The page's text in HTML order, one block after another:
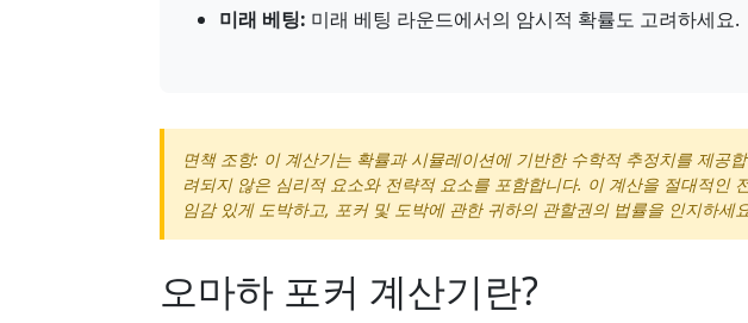
미래 베팅: 미래 베팅 라운드에서의 암시적 확률도 고려하세요.
면책 조항: 이 계산기는 확률과 시뮬레이션에 기반한 수학적 추정치를 제공
려되지 않은 심리적 요소와 전략적 요소를 포함합니다. 이 계산을 절대적인
임감 있게 도박하고, 포커 및 도박에 관한 귀하의 관할권의 법률을 인지하세
오마하 포커 계산기란?